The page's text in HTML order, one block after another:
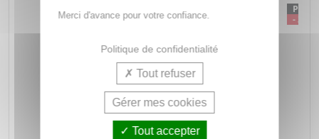
- 37 %
- 32 %
Merci d'avance pour votre confiance.
Politique de confidentialité
Tout refuser
Gérer mes cookies
Tout accepter